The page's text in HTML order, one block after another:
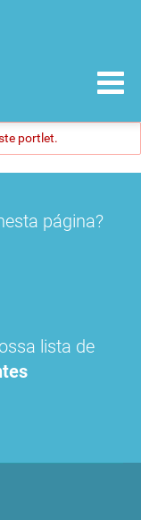
portlet.
página?
lista de